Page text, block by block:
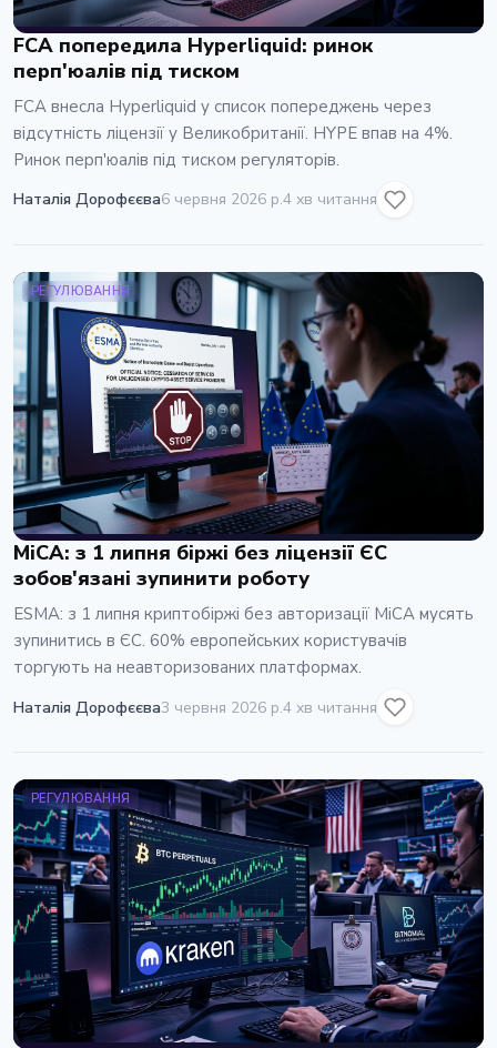
FCA попередила Hyperliquid: ринок
перп'юалiв пiд тиском
FCA внесла Hyperliquid у список попереджень через
вiдсутнiсть лiцензiї у Великобританiї. HYPE впав на 4%.
Ринок перп'юалiв пiд тиском регуляторiв.
Наталія Дорофєєва6 червня 2026 р.4 хв читання
РЕГУЛЮВАННЯ
MiCA: з 1 липня бiржi без лiцензiї ЄС
зобов'язанi зупинити роботу
ESMA: з 1 липня криптобiржi без авторизацiї MiCA мусять
зупинитись в ЄС. 60% европейських користувачiв
торгують на неавторизованих платформах.
Наталія Дорофєєва3 червня 2026 р.4 хв читання
РЕГУЛЮВАННЯ